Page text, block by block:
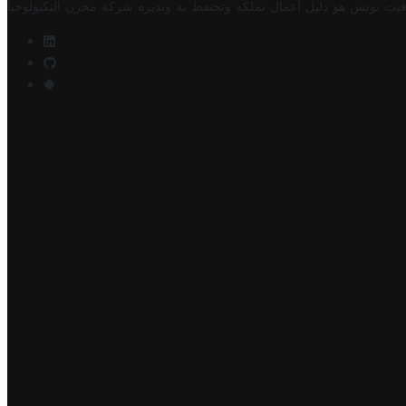
تونس هو دليل أعمال تملكه وتحتفظ به وتديره شركة مخزن التكنولوجيا